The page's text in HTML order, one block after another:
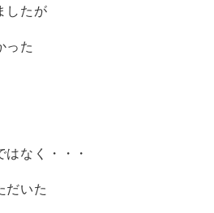
したが
った
なく・・・
だいた